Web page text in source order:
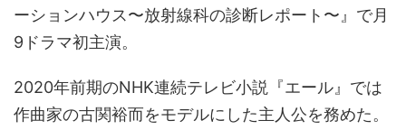
ーションハウス〜放射線科の診断レポート〜』で月
9ドラマ初主演。
2020年前期のNHK連続テレビ小説『エール』では
作曲家の古関裕而をモデルにした主人公を務めた。